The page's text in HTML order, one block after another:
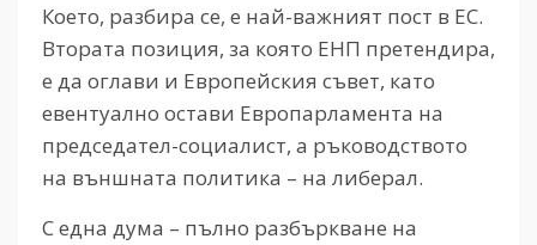
Което, разбира се, е най-важният пост в ЕС.
Втората позиция, за която ЕНП претендира,
е да оглави и Европейския съвет, като
евентуално остави Европарламента на
председател-социалист, а ръководството
на външната политика – на либерал.
С една дума – пълно разбъркване на